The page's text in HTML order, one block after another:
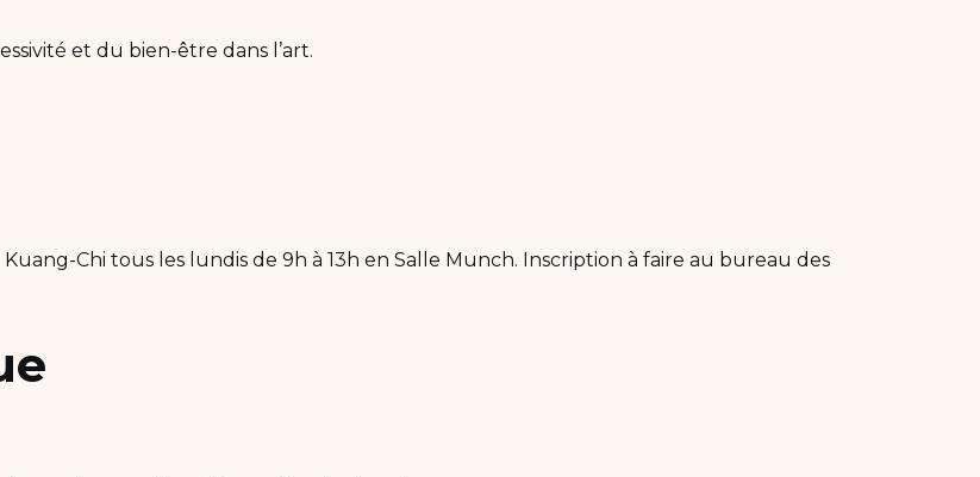
et du bien-être dans l’art.
Chi tous les lundis de 9h à 13h en Salle Munch. Inscription à faire au bureau des